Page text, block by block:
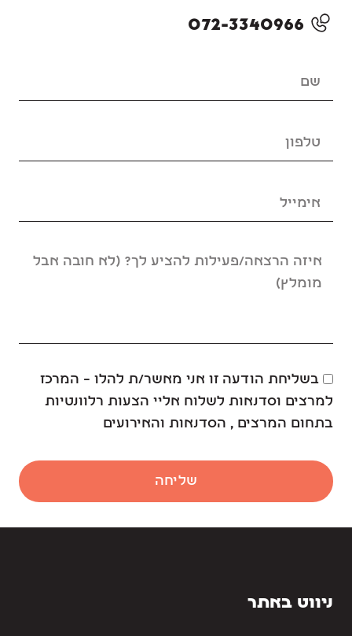
072-3340966
בשליחת הודעה זו אני מאשר/ת להלו – המרכז
למרצים וסדנאות לשלוח אליי הצעות רלוונטיות
בתחום המרצים , הסדנאות והאירועים
שליחה
ניווט באתר